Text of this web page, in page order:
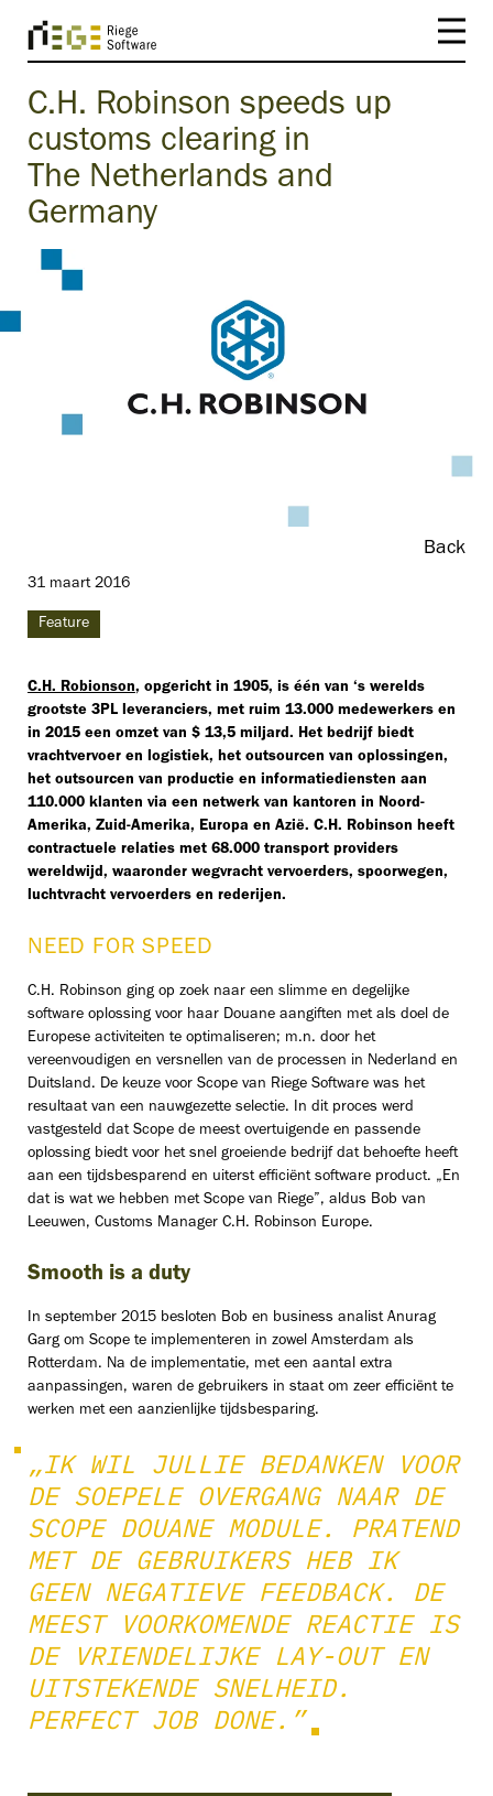
C.H. Robinson speeds up
customs clearing in
The Netherlands and
Germany
31 maart 2016
Feature
Back
C.H. Robionson, opgericht in 1905, is één van ‘s werelds
grootste 3PL leveranciers, met ruim 13.000 medewerkers en
in 2015 een omzet van $ 13,5 miljard. Het bedrijf biedt
vrachtvervoer en logistiek, het outsourcen van oplossingen,
het outsourcen van productie en informatiediensten aan
110.000 klanten via een netwerk van kantoren in Noord-
Amerika, Zuid-Amerika, Europa en Azië. C.H. Robinson heeft
contractuele relaties met 68.000 transport providers
wereldwijd, waaronder wegvracht vervoerders, spoorwegen,
luchtvracht vervoerders en rederijen.
NEED FOR SPEED
C.H. Robinson ging op zoek naar een slimme en degelijke
software oplossing voor haar Douane aangiften met als doel de
Europese activiteiten te optimaliseren; m.n. door het
vereenvoudigen en versnellen van de processen in Nederland en
Duitsland. De keuze voor Scope van Riege Software was het
resultaat van een nauwgezette selectie. In dit proces werd
vastgesteld dat Scope de meest overtuigende en passende
oplossing biedt voor het snel groeiende bedrijf dat behoefte heeft
aan een tijdsbesparend en uiterst efficiënt software product. „En
dat is wat we hebben met Scope van Riege”, aldus Bob van
Leeuwen, Customs Manager C.H. Robinson Europe.
Smooth is a duty
In september 2015 besloten Bob en business analist Anurag
Garg om Scope te implementeren in zowel Amsterdam als
Rotterdam. Na de implementatie, met een aantal extra
aanpassingen, waren de gebruikers in staat om zeer efficiënt te
werken met een aanzienlijke tijdsbesparing.
„IK WIL JULLIE BEDANKEN VOOR
DE SOEPELE OVERGANG NAAR DE
SCOPE DOUANE MODULE. PRATEND
MET DE GEBRUIKERS HEB IK
GEEN NEGATIEVE FEEDBACK. DE
MEEST VOORKOMENDE REACTIE IS
DE VRIENDELIJKE LAY-OUT EN
UITSTEKENDE SNELHEID.
PERFECT JOB DONE.”